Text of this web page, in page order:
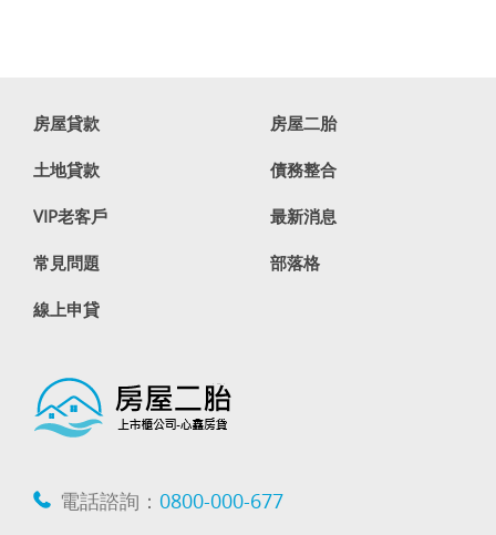
房屋貸款 房屋二胎
土地貸款 債務整合
VIP老客戶 最新消息
常見問題 部落格
線上申貸
電話諮詢： 0800-000-677